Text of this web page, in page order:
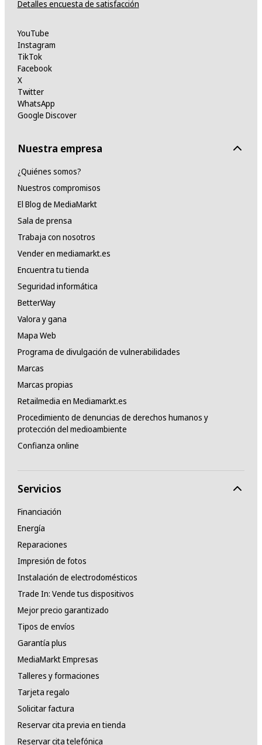
Detalles encuesta de satisfacción
YouTube
Instagram
TikTok
Facebook
X
Twitter
WhatsApp
Google Discover
Nuestra empresa
¿Quiénes somos?
Nuestros compromisos
El Blog de MediaMarkt
Sala de prensa
Trabaja con nosotros
Vender en mediamarkt.es
Encuentra tu tienda
Seguridad informática
BetterWay
Valora y gana
Mapa Web
Programa de divulgación de vulnerabilidades
Marcas
Marcas propias
Retailmedia en Mediamarkt.es
Procedimiento de denuncias de derechos humanos y
protección del medioambiente
Confianza online
Servicios
Financiación
Energía
Reparaciones
Impresión de fotos
Instalación de electrodomésticos
Trade In: Vende tus dispositivos
Mejor precio garantizado
Tipos de envíos
Garantía plus
MediaMarkt Empresas
Talleres y formaciones
Tarjeta regalo
Solicitar factura
Reservar cita previa en tienda
Reservar cita telefónica